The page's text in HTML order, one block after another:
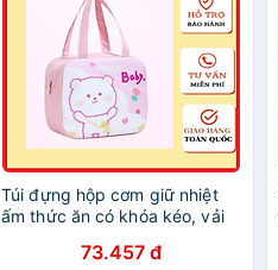
Túi đựng hộp cơm giữ nhiệt
ấm thức ăn có khóa kéo, vải
cấp - Chính hãng HENRYSA
73.457 đ